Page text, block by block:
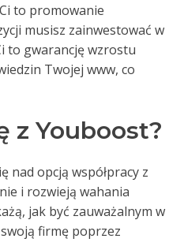
to promowanie
musisz zainwestować w
to gwarancję wzrostu
Twojej www, co
z Youboost?
nad opcją współpracy z
i rozwieją wahania
jak być zauważalnym w
firmę poprzez